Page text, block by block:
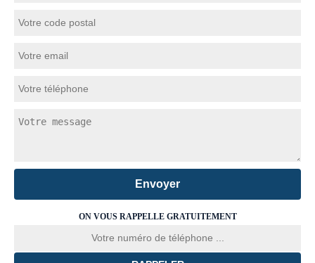
ON VOUS RAPPELLE GRATUITEMENT